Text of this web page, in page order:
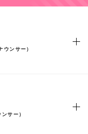
ウンサー）
サー）